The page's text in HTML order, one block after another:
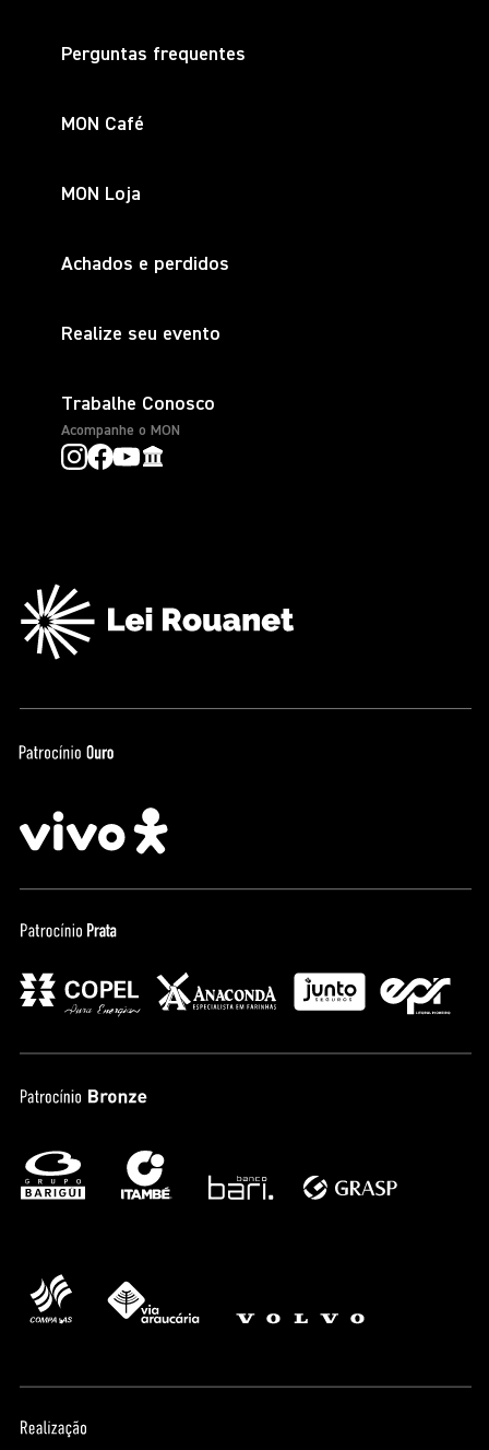
Perguntas frequentes
MON Café
MON Loja
Achados e perdidos
Realize seu evento
Trabalhe Conosco
Acompanhe o MON